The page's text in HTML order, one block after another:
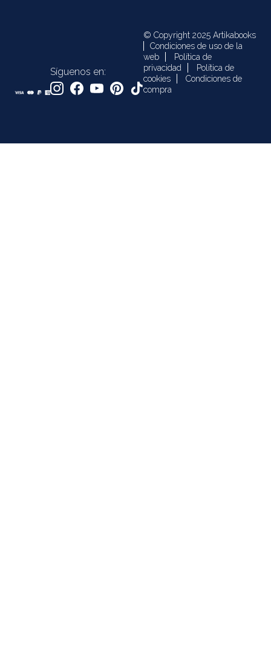
Síguenos en:
© Copyright 2025 Artikabooks
Condiciones de uso de la
web
Política de
privacidad
Política de
cookies
Condiciones de
compra